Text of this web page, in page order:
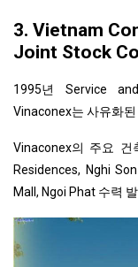
3. Vietnam
Joint Stock
1995년 Service
Vinaconex는 사유화
Vinaconex의 주요
Residences, Nghi
Mall, Ngoi Phat 수력